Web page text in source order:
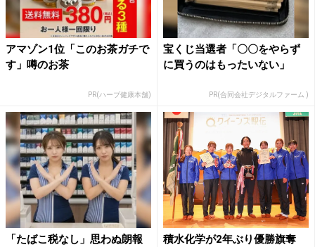
アマゾン1位「このお茶ガチで
す」噂のお茶
PR(ハーブ健康本舗)
宝くじ当選者「〇〇をやらず
に買うのはもったいない」
PR(合同会社デジタルファーム )
「たばこ税なし」思わぬ朗報
積水化学が2年ぶり優勝旗奪